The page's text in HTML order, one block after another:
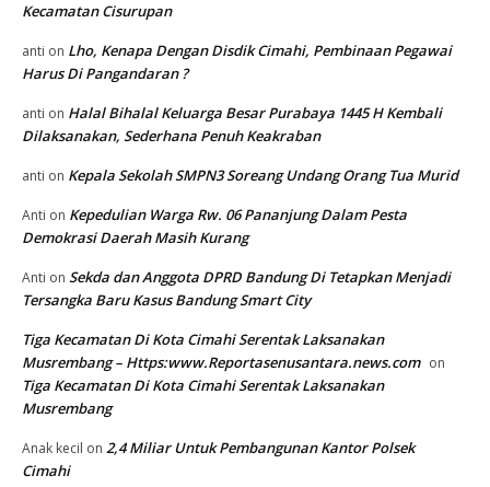
Kecamatan Cisurupan
anti on Lho, Kenapa Dengan Disdik Cimahi, Pembinaan Pegawai
Harus Di Pangandaran ?
anti on Halal Bihalal Keluarga Besar Purabaya 1445 H Kembali
Dilaksanakan, Sederhana Penuh Keakraban
anti on Kepala Sekolah SMPN3 Soreang Undang Orang Tua Murid
Anti on Kepedulian Warga Rw. 06 Pananjung Dalam Pesta
Demokrasi Daerah Masih Kurang
Anti on Sekda dan Anggota DPRD Bandung Di Tetapkan Menjadi
Tersangka Baru Kasus Bandung Smart City
Tiga Kecamatan Di Kota Cimahi Serentak Laksanakan
Musrembang – Https:www.Reportasenusantara.news.com on
Tiga Kecamatan Di Kota Cimahi Serentak Laksanakan
Musrembang
Anak kecil on 2,4 Miliar Untuk Pembangunan Kantor Polsek
Cimahi